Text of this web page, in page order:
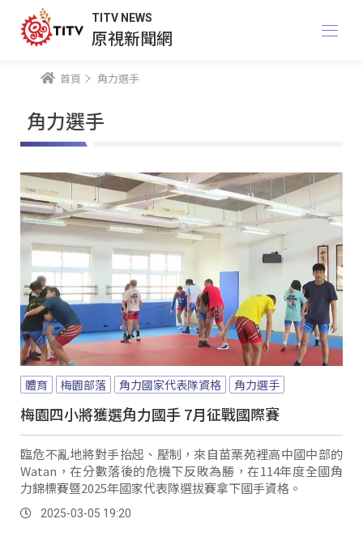
TITV NEWS
原視新聞網
首頁 角力選手
角力選手
體育 梅園部落 角力國家代表隊資格 角力選手
梅園四小將獲選角力國手 7月征戰國際賽
臨危不亂地將對手抬起、壓制，來自苗栗苑裡高中國中部的
Watan，在分數落後的危機下反敗為勝，在114年度全國角
力錦標賽暨2025年國家代表隊選拔賽拿下國手資格。
2025-03-05 19:20